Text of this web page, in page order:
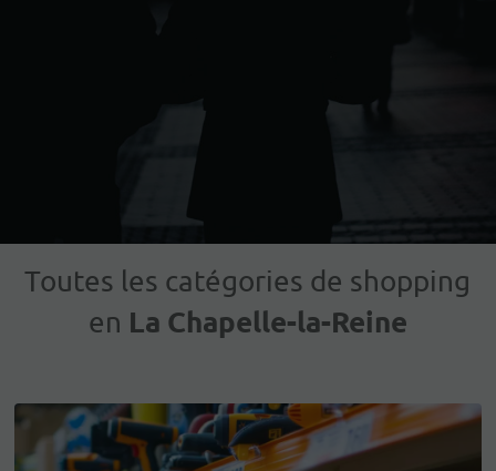
Toutes les catégories de shopping
en La Chapelle-la-Reine